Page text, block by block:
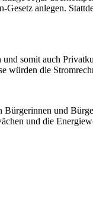
anlegen.
somit auch
die
und
und die